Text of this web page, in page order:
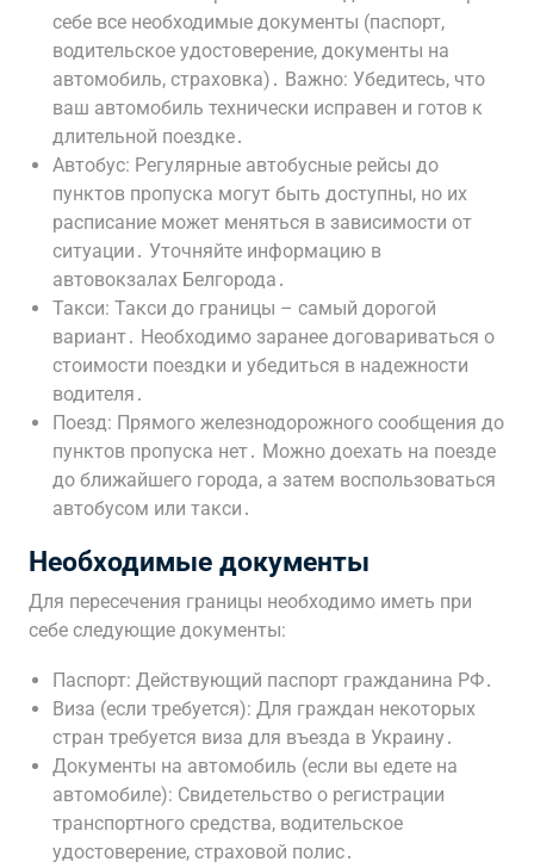
себе все необходимые документы (паспорт,
водительское удостоверение, документы на
автомобиль, страховка)․ Важно: Убедитесь, что
ваш автомобиль технически исправен и готов к
длительной поездке․
Автобус: Регулярные автобусные рейсы до
пунктов пропуска могут быть доступны, но их
расписание может меняться в зависимости от
ситуации․ Уточняйте информацию в
автовокзалах Белгорода․
Такси: Такси до границы – самый дорогой
вариант․ Необходимо заранее договариваться о
стоимости поездки и убедиться в надежности
водителя․
Поезд: Прямого железнодорожного сообщения до
пунктов пропуска нет․ Можно доехать на поезде
до ближайшего города, а затем воспользоваться
автобусом или такси․
Необходимые документы
Для пересечения границы необходимо иметь при
себе следующие документы:
Паспорт: Действующий паспорт гражданина РФ․
Виза (если требуется): Для граждан некоторых
стран требуется виза для въезда в Украину․
Документы на автомобиль (если вы едете на
автомобиле): Свидетельство о регистрации
транспортного средства, водительское
удостоверение, страховой полис․